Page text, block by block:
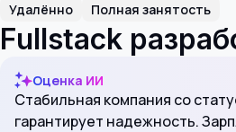
Удалённо Полная занятость
Fullstack
Оценка ИИ
Стабильная компания со
гарантирует надежность.